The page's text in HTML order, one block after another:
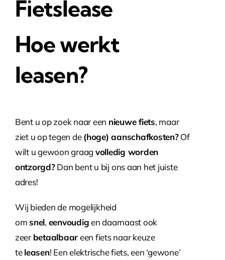
Fietslease
Hoe werkt
leasen?
Bent u op zoek naar een nieuwe fiets, maar
ziet u op tegen de(hoge) aanschafkosten?Of
wilt u gewoon graag volledig worden
ontzorgd?Dan bent u bij ons aan het juiste
adres!
Wij bieden de mogelijkheid
omsnel, eenvoudigen daarnaast ook
zeer betaalbaareen fiets naar keuze
teleasen! Een elektrische fiets, een ‘gewone’